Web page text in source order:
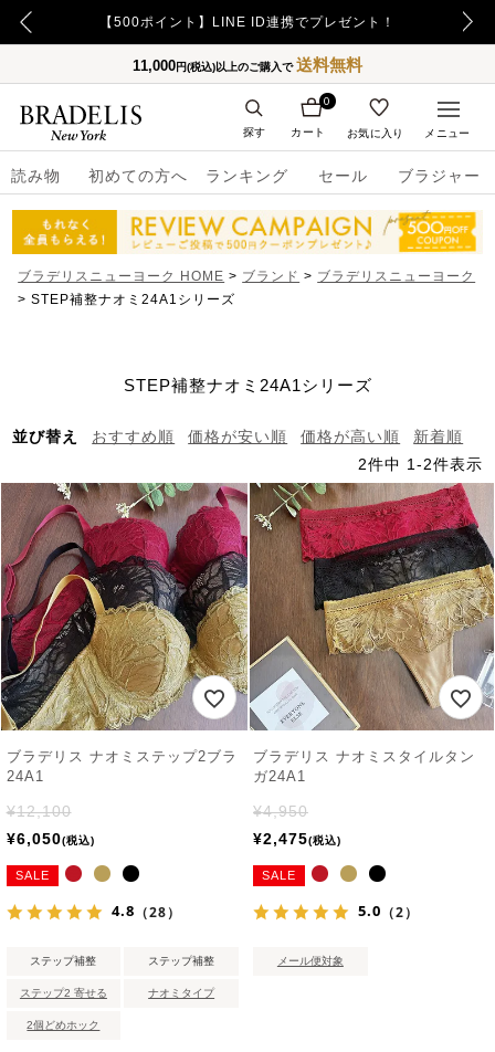
【500ポイント】LINE ID連携でプレゼント！
11,000円(税込)以上のご購入で送料無料
読み物 初めての方へ ランキング セール ブラジャー
カート
0
お気に入り
探す メニュー
ブラデリスニューヨーク HOME ブランド
ブラデリスニューヨーク
STEP補整ナオミ24A1シリーズ
STEP補整ナオミ24A1シリーズ
並び替え おすすめ順 価格が安い順 価格が高い順
新着順
2件中 1 -2件表示
ブラデリス ナオミステップ2ブラ
24A1
¥12,100
¥6,050 税込
SALE
4.8 （28）
ステップ補整 ステップ補整
ステップ2 寄せる ナオミタイプ
2個どめホック
ブラデリス ナオミスタイルタン
ガ24A1
¥4,950
¥2,475 税込
SALE
5.0 （2）
メール便対象